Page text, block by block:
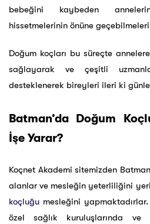
bebeğini kaybeden
hissetmelerinin önüne
Doğum koçları bu süreçte
sağlayarak ve çeşitli
desteklenerek bireyleri ileri ki
Batman’da Doğum
İşe Yarar?
Koçnet Akademi sitemizden
alanlar ve mesleğin yeterliliğini
koçluğu mesleğini yapmaktadırlar.
özel sağlık kuruluşlarında ve